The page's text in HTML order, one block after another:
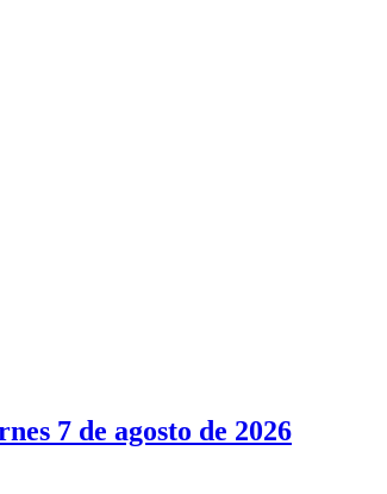
7 de agosto de 2026